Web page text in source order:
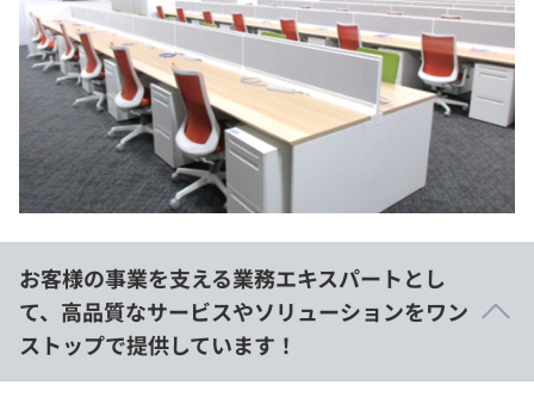
お客様の事業を支える業務エキスパートとし
て、高品質なサービスやソリューションをワン
ストップで提供しています！